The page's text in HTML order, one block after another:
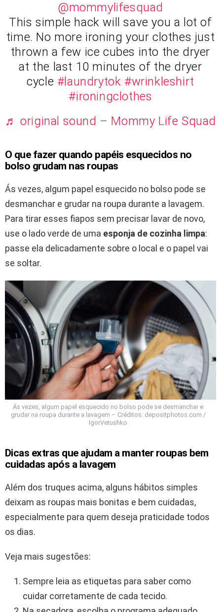
@mommylifesquad
This simple hack will save you a lot of
time. No more ironing your clothes just
thrown a few ice cubes into the dryer
at the last 10 minutes of the dryer
cycle #laundrytok #wrinkleshirt
#ironingclothes
♬ original sound – Mommy Life Squad
O que fazer quando papéis esquecidos no
bolso grudam nas roupas
Ás vezes, algum papel esquecido no bolso pode se
desmanchar e grudar na roupa durante a lavagem.
Para tirar esses fiapos sem precisar lavar de novo,
use o lado verde de uma esponja de cozinha limpa:
passe ela delicadamente sobre o local e o papel vai
se soltar.
Ás vezes, algum papel esquecido no bolso pode se desmanchar e
grudar na roupa durante a lavagem – Créditos: depositphotos.com /
IgorVetushko
Dicas extras que ajudam a manter roupas bem
cuidadas após a lavagem
Além dos truques acima, alguns hábitos simples
deixam as roupas mais bonitas e bem cuidadas,
especialmente para quem deseja praticidade todos
os dias.
Veja mais sugestões:
Sempre leia as etiquetas para saber como
cuidar corretamente de cada tecido.